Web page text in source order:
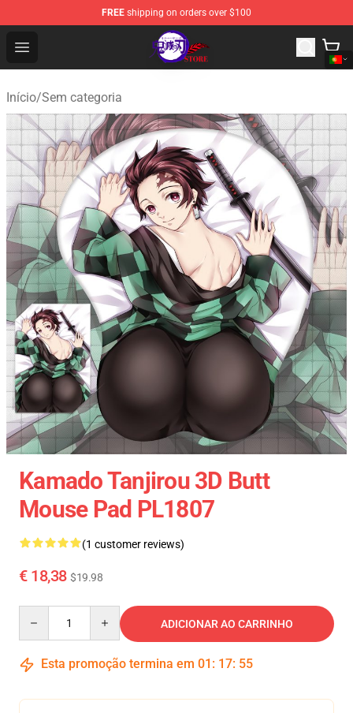
FREE shipping on orders over $100
Open menu
Kimetsu no Yaiba Store - Official Kimetsu no Yaiba
Início/Sem categoria
Kamado Tanjirou 3D Butt
Mouse Pad PL1807
(1 customer reviews)
€ 18,38 $19.98
ADICIONAR AO CARRINHO
Esta promoção termina em 01 : 17: 55